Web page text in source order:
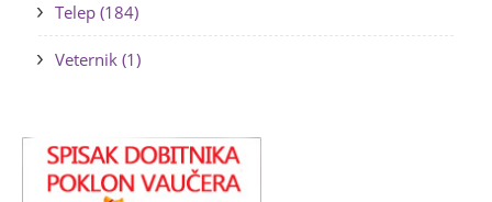
Telep (184)
Veternik (1)